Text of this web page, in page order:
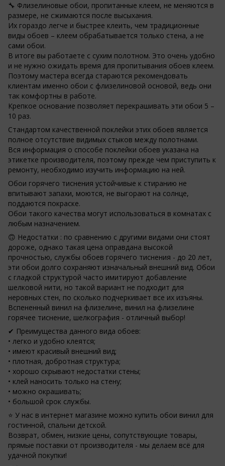
🔧 Флизелиновые обои, пропитанные клеем, не меняются в
размере, не сжимаются после высыхания.
Их гораздо легче и быстрее клеить, чем традиционные
виды обоев – клеем обрабатывается только стена, а не
сами обои.
В итоге вы работаете с сухим полотном. Это очень удобно
и не нужно ожидать время для пропитывания обоев клеем.
Поэтому мастера всегда стараются рекомендовать
клиентам именно обои с флизелиновой основой, ведь они
так комфортны в работе.
Крепкое основание позволяет перекрашивать эти обои 5 –
10 раз.
Стандартом качественной поклейки этих обоев является
полное отсутствие видимых стыков между полотнами.
Вся информация о способе поклейки обоев указана на
этикетке производителя, поэтому прежде чем приступить к
ремонту, необходимо изучить информацию на ней.
Обои горячего тиснения устойчивые к стиранию не
впитывают запахи, моются, не выгорают на солнце,
поддаются покраске.
Обои такого качества могут использоваться в комнатах с
любым назначением.
🙃 Недостатки : по сравнению с другими видами они стоят
дороже, однако такая цена оправдана высокой
прочностью, службы обоев горячего тиснения - до 20 лет,
эти обои долго сохраняют изначальный внешний вид. Обои
с гладкой структурой часто имитируют добавление
шелковой нити, но такой вариант не подходит для
неровных стен, по сколько подчеркивает все их изъяны.
Вспененный винил на флизелине, винил на флизелине
горячее тиснение, шелкография - отличный выбор!
✔ Преимущества данного вида обоев:
• легко и удобно клеятся;
• имеют красивый внешний вид;
• плотная, добротная структура;
• хорошо скрывают недостатки стены;
• клей наносить только на стену;
• можно окрашивать;
• большой срок службы.
⭐ У нас в интернет магазине можно купить обои винил для
гостинной, спальни детской.
Возврат, обмен, низкие цены, сопутствующие товары,
прямые поставки от производителя - мы делаем всё для
удачной покупки!